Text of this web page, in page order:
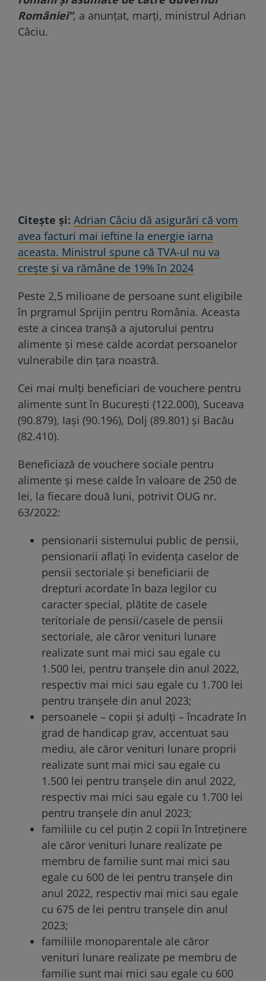
României”, a anunţat, marţi, ministrul Adrian
Câciu.
Citește și: Adrian Câciu dă asigurări că vom
avea facturi mai ieftine la energie iarna
aceasta. Ministrul spune că TVA-ul nu va
crește și va rămâne de 19% în 2024
Peste 2,5 milioane de persoane sunt eligibile
în prgramul Sprijin pentru România. Aceasta
este a cincea tranșă a ajutorului pentru
alimente și mese calde acordat persoanelor
vulnerabile din țara noastră.
Cei mai mulți beneficiari de vouchere pentru
alimente sunt în București (122.000), Suceava
(90.879), Iași (90.196), Dolj (89.801) şi Bacău
(82.410).
Beneficiază de vouchere sociale pentru
alimente și mese calde în valoare de 250 de
lei, la fiecare două luni, potrivit OUG nr.
63/2022:
pensionarii sistemului public de pensii,
pensionarii aflați în evidența caselor de
pensii sectoriale și beneficiarii de
drepturi acordate în baza legilor cu
caracter special, plătite de casele
teritoriale de pensii/casele de pensii
sectoriale, ale căror venituri lunare
realizate sunt mai mici sau egale cu
1.500 lei, pentru tranșele din anul 2022,
respectiv mai mici sau egale cu 1.700 lei
pentru tranșele din anul 2023;
persoanele – copii și adulți – încadrate în
grad de handicap grav, accentuat sau
mediu, ale căror venituri lunare proprii
realizate sunt mai mici sau egale cu
1.500 lei pentru tranșele din anul 2022,
respectiv mai mici sau egale cu 1.700 lei
pentru tranșele din anul 2023;
familiile cu cel puțin 2 copii în întreținere
ale căror venituri lunare realizate pe
membru de familie sunt mai mici sau
egale cu 600 de lei pentru tranșele din
anul 2022, respectiv mai mici sau egale
cu 675 de lei pentru tranșele din anul
2023;
familiile monoparentale ale căror
venituri lunare realizate pe membru de
familie sunt mai mici sau egale cu 600